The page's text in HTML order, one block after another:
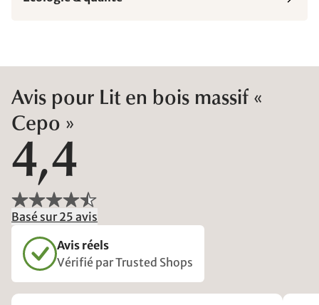
Avis pour Lit en bois massif «
Cepo »
4,4
Basé sur 25 avis
Avis réels
Vérifié par Trusted Shops